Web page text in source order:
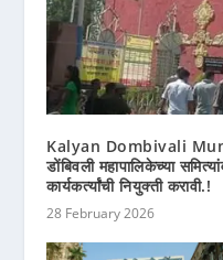
Kalyan Dombivali
डोंबिवली महापालिकेच्या
कार्यकर्त्यांची नियुक्ती करावी.!
28 February 2026